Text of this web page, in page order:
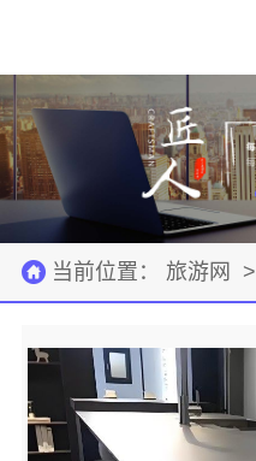
当前位置： 旅游网 >